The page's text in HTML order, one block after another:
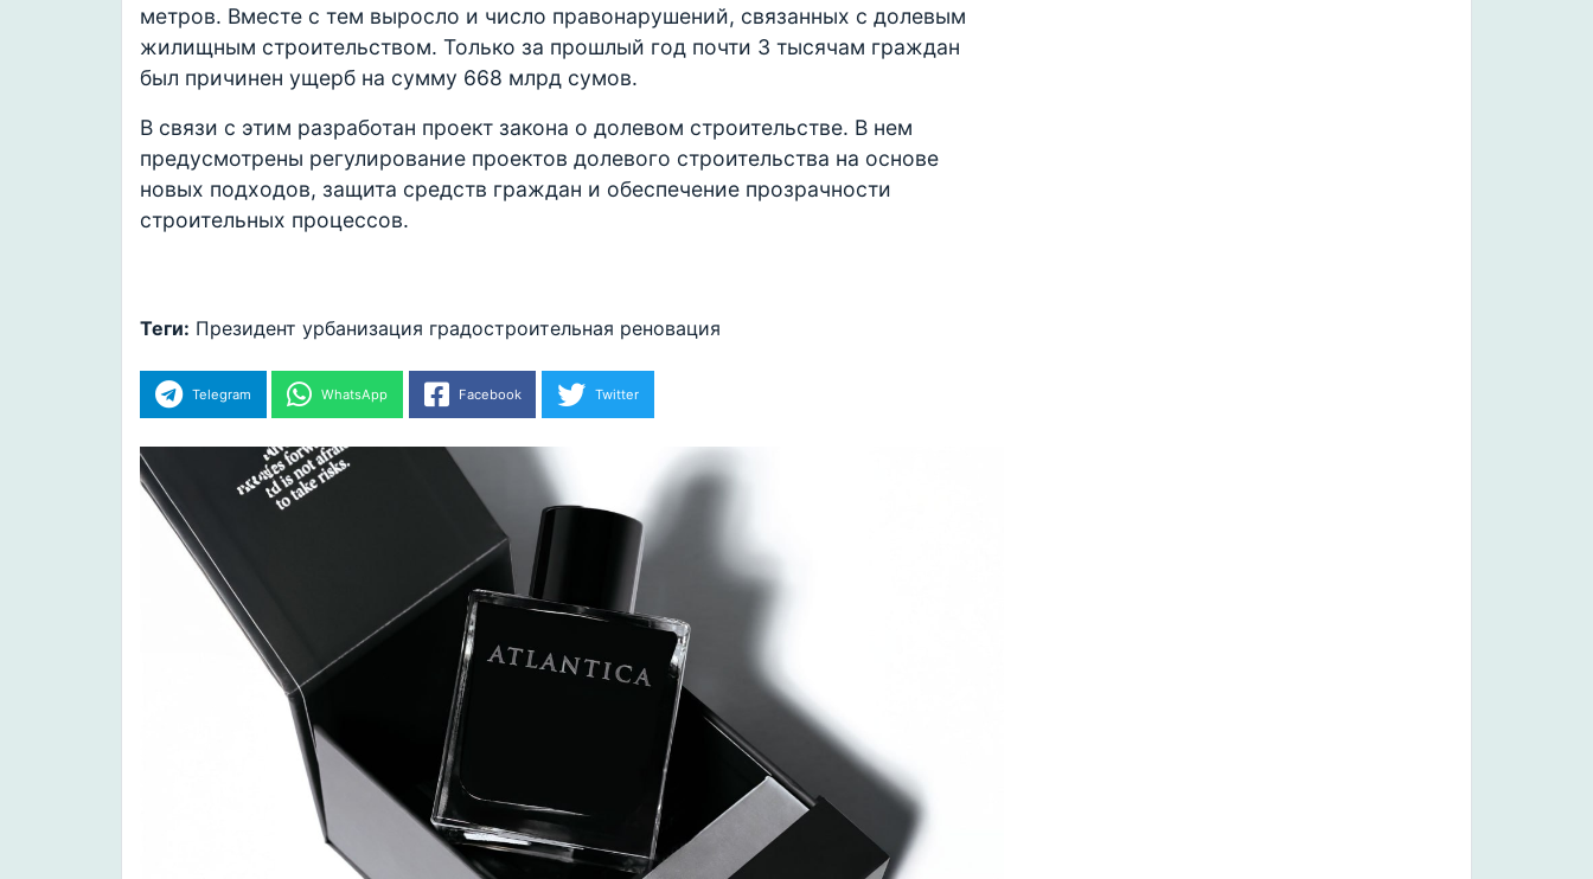
метров. Вместе с тем выросло и число правонарушений, связанных с долевым
жилищным строительством. Только за прошлый год почти 3 тысячам граждан
был причинен ущерб на сумму 668 млрд сумов.
В связи с этим разработан проект закона о долевом строительстве. В нем
предусмотрены регулирование проектов долевого строительства на основе
новых подходов, защита средств граждан и обеспечение прозрачности
строительных процессов.
Теги: Президент урбанизация градостроительная реновация
Telegram WhatsApp Facebook Twitter